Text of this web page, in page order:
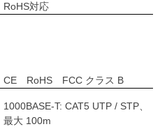
RoHS対応
CE RoHS FCC クラス B
1000BASE-T: CAT5 UTP / STP、
最大 100m